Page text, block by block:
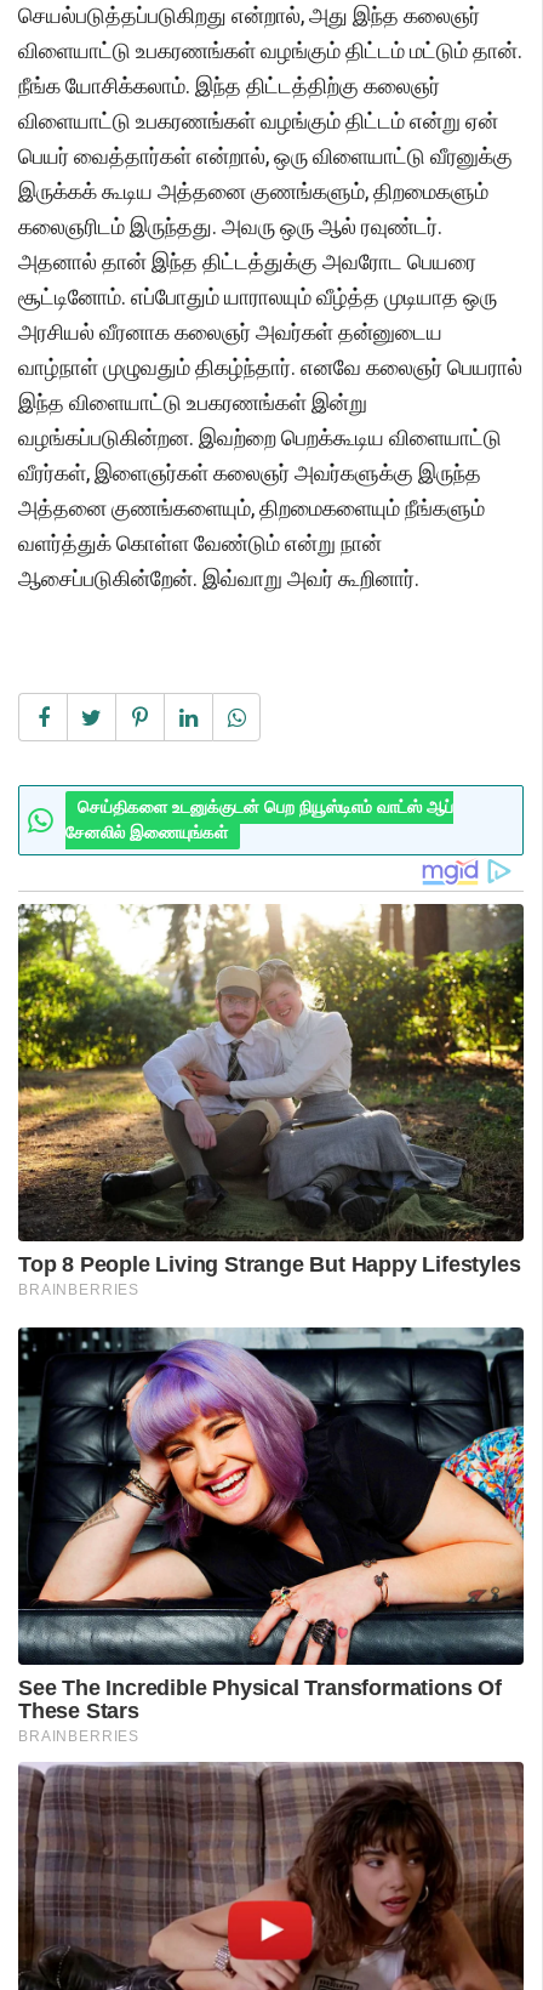
செயல்படுத்தப்படுகிறது என்றால், அது இந்த கலைஞர்
விளையாட்டு உபகரணங்கள் வழங்கும் திட்டம் மட்டும் தான்.
நீங்க யோசிக்கலாம். இந்த திட்டத்திற்கு கலைஞர்
விளையாட்டு உபகரணங்கள் வழங்கும் திட்டம் என்று ஏன்
பெயர் வைத்தார்கள் என்றால், ஒரு விளையாட்டு வீரனுக்கு
இருக்கக் கூடிய அத்தனை குணங்களும், திறமைகளும்
கலைஞரிடம் இருந்தது. அவரு ஒரு ஆல் ரவுண்டர்.
அதனால் தான் இந்த திட்டத்துக்கு அவரோட பெயரை
சூட்டினோம். எப்போதும் யாராலயும் வீழ்த்த முடியாத ஒரு
அரசியல் வீரனாக கலைஞர் அவர்கள் தன்னுடைய
வாழ்நாள் முழுவதும் திகழ்ந்தார். எனவே கலைஞர் பெயரால்
இந்த விளையாட்டு உபகரணங்கள் இன்று
வழங்கப்படுகின்றன. இவற்றை பெறக்கூடிய விளையாட்டு
வீரர்கள், இளைஞர்கள் கலைஞர் அவர்களுக்கு இருந்த
அத்தனை குணங்களையும், திறமைகளையும் நீங்களும்
வளர்த்துக் கொள்ள வேண்டும் என்று நான்
ஆசைப்படுகின்றேன். இவ்வாறு அவர் கூறினார்.
செய்திகளை உடனுக்குடன் பெற நியூஸ்டிஎம் வாட்ஸ் ஆப்
சேனலில் இணையுங்கள்